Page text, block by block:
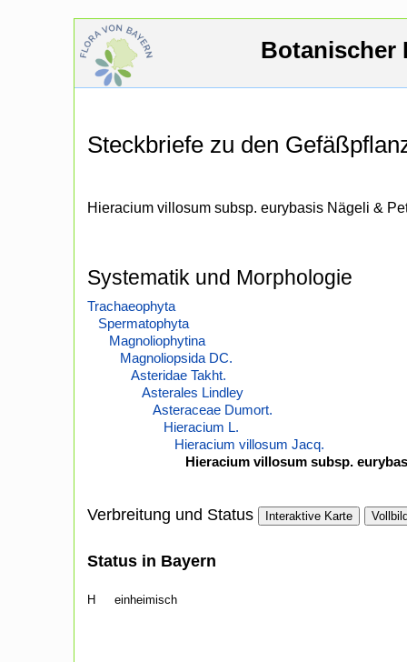
Botanischer
Steckbriefe zu den
Hieracium villosum subsp. eurybasis Nägeli &
Systematik und Morphologie
Trachaeophyta
Spermatophyta
Magnoliophytina
Magnoliopsida DC.
Asteridae Takht.
Asterales Lindley
Asteraceae Dumort.
Hieracium L.
Hieracium villosum Jacq.
Hieracium villosum subsp.
Verbreitung und Status Interaktive Karte
Status in Bayern
H einheimisch